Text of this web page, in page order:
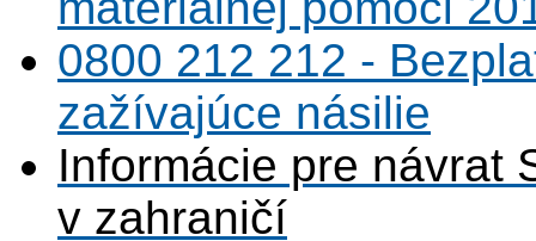
0800 212 212 -
zažívajúce násilie
Informácie pre návrat
v zahraničí